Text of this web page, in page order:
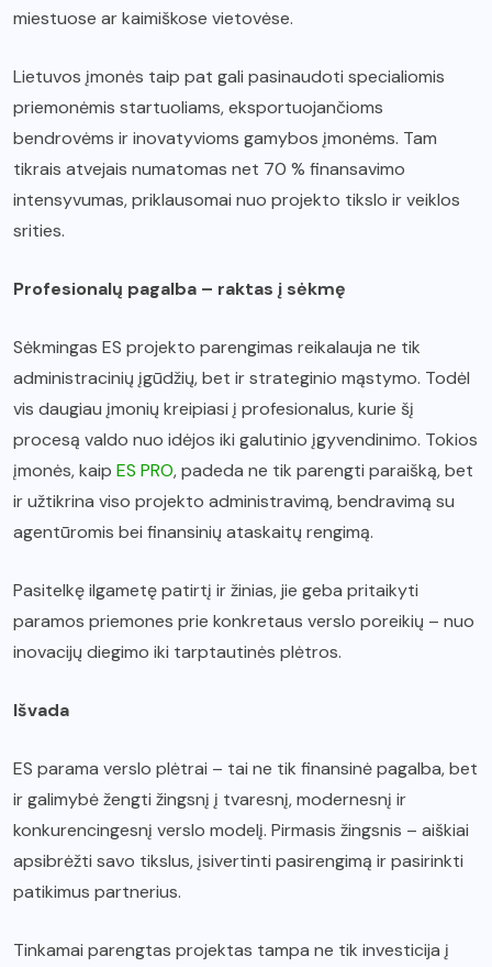
miestuose ar kaimiškose vietovėse.
Lietuvos įmonės taip pat gali pasinaudoti specialiomis
priemonėmis startuoliams, eksportuojančioms
bendrovėms ir inovatyvioms gamybos įmonėms. Tam
tikrais atvejais numatomas net 70 % finansavimo
intensyvumas, priklausomai nuo projekto tikslo ir veiklos
srities.
Profesionalų pagalba – raktas į sėkmę
Sėkmingas ES projekto parengimas reikalauja ne tik
administracinių įgūdžių, bet ir strateginio mąstymo. Todėl
vis daugiau įmonių kreipiasi į profesionalus, kurie šį
procesą valdo nuo idėjos iki galutinio įgyvendinimo. Tokios
įmonės, kaip ES PRO, padeda ne tik parengti paraišką, bet
ir užtikrina viso projekto administravimą, bendravimą su
agentūromis bei finansinių ataskaitų rengimą.
Pasitelkę ilgametę patirtį ir žinias, jie geba pritaikyti
paramos priemones prie konkretaus verslo poreikių – nuo
inovacijų diegimo iki tarptautinės plėtros.
Išvada
ES parama verslo plėtrai – tai ne tik finansinė pagalba, bet
ir galimybė žengti žingsnį į tvaresnį, modernesnį ir
konkurencingesnį verslo modelį. Pirmasis žingsnis – aiškiai
apsibrėžti savo tikslus, įsivertinti pasirengimą ir pasirinkti
patikimus partnerius.
Tinkamai parengtas projektas tampa ne tik investicija į